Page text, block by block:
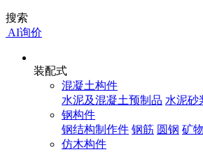
搜索
AI询价
装配式
混凝土构件
水泥及混凝土预制品 水泥砂
钢构件
钢结构制作件 钢筋 圆钢 矿
仿木构件